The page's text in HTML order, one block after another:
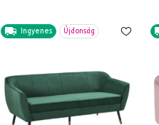
Ingyenes Újdonság